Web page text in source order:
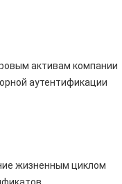
активам компании
аутентификации
жизненным циклом